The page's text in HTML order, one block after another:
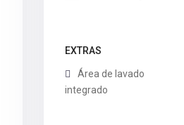
EXTRAS
Área de lavado
integrado